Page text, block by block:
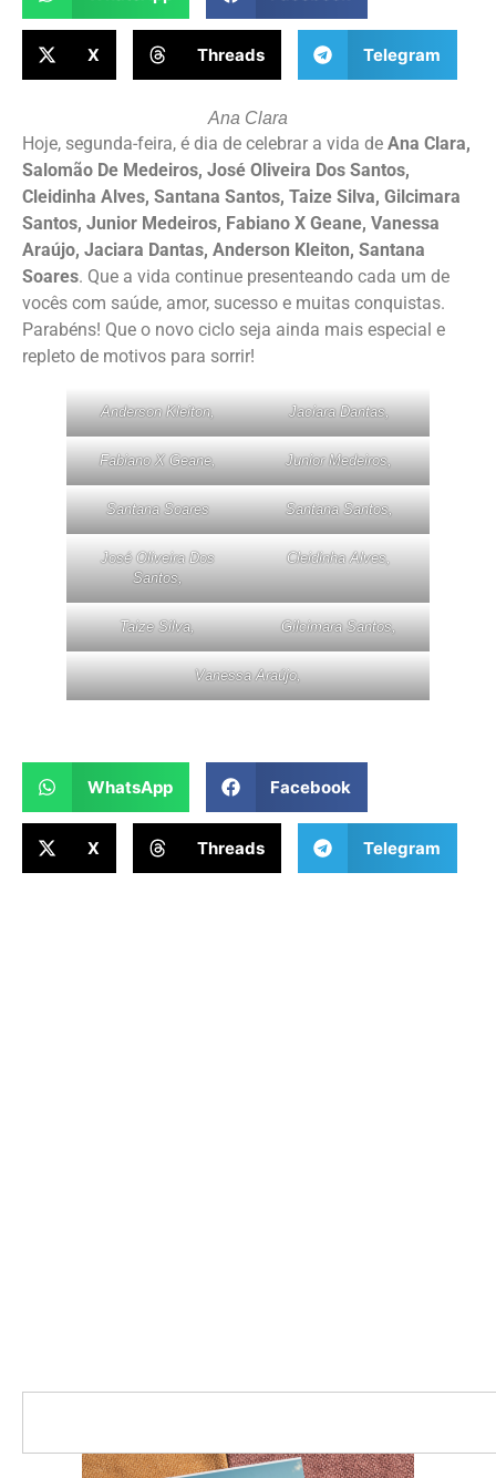
X Threads Telegram
Ana Clara
Hoje, segunda-feira, é dia de celebrar a vida de Ana Clara,
Salomão De Medeiros, José Oliveira Dos Santos,
Cleidinha Alves, Santana Santos, Taize Silva, Gilcimara
Santos, Junior Medeiros, Fabiano X Geane, Vanessa
Araújo, Jaciara Dantas, Anderson Kleiton, Santana
Soares. Que a vida continue presenteando cada um de
vocês com saúde, amor, sucesso e muitas conquistas.
Parabéns! Que o novo ciclo seja ainda mais especial e
repleto de motivos para sorrir!
Anderson Kleiton, Jaciara Dantas,
Fabiano X Geane, Junior Medeiros,
Santana Soares Santana Santos,
José Oliveira Dos
Santos,
Cleidinha Alves,
Taize Silva, Gilcimara Santos,
Vanessa Araújo,
WhatsApp Facebook
X Threads Telegram